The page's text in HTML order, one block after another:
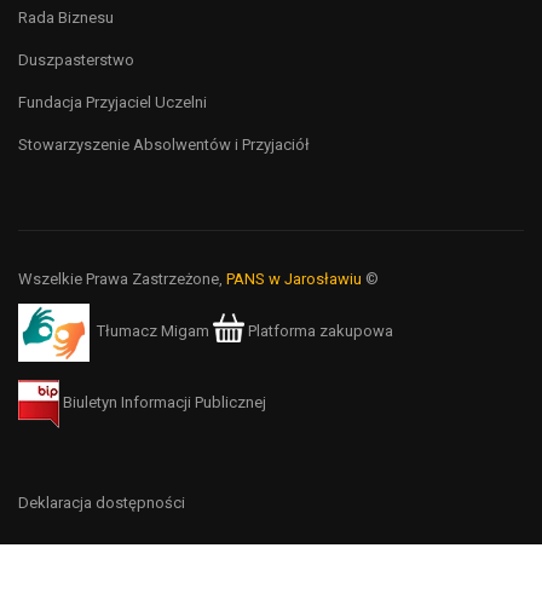
Rada Biznesu
Duszpasterstwo
Fundacja Przyjaciel Uczelni
Stowarzyszenie Absolwentów i Przyjaciół
Wszelkie Prawa Zastrzeżone, PANS w Jarosławiu ©
Tłumacz Migam Platforma zakupowa
Biuletyn Informacji Publicznej
Deklaracja dostępności